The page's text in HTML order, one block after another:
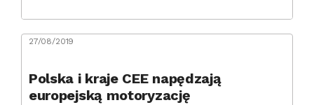
27/08/2019
Polska i kraje CEE napędzają
europejską motoryzację